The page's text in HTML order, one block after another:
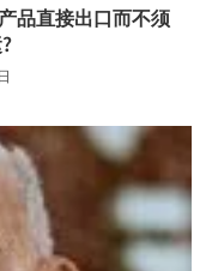
品直接出口而不须